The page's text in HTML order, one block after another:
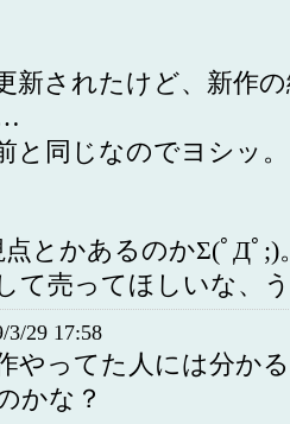
新されたけど、新作
と同じなのでヨシッ
とかあるのかΣ(ﾟДﾟ;)
て売ってほしいな、
3/29 17:58
やってた人には分か
かな？